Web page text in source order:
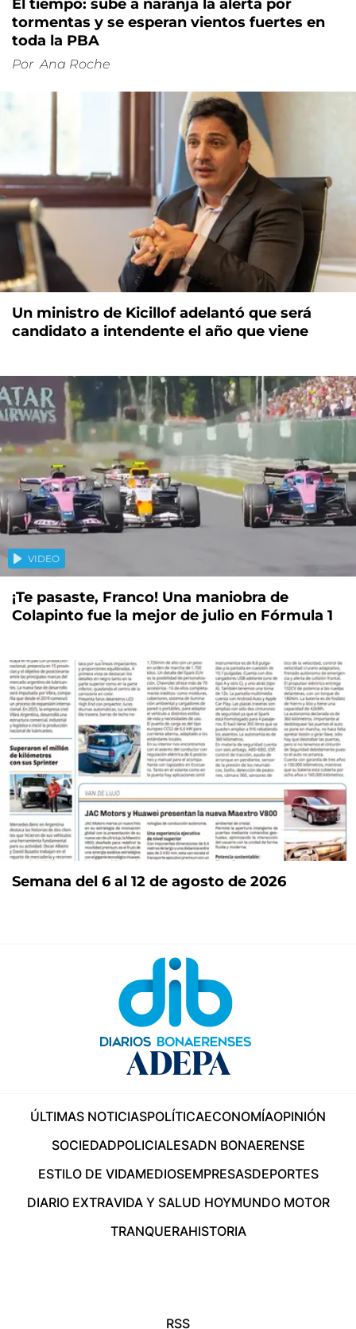
El tiempo: sube a naranja la alerta por
tormentas y se esperan vientos fuertes en
toda la PBA
Por Ana Roche
Un ministro de Kicillof adelantó que será
candidato a intendente el año que viene
VIDEO
¡Te pasaste, Franco! Una maniobra de
Colapinto fue la mejor de julio en Fórmula 1
Semana del 6 al 12 de agosto de 2026
ÚLTIMAS NOTICIASPOLÍTICAECONOMÍAOPINIÓN
SOCIEDADPOLICIALESADN BONAERENSE
ESTILO DE VIDAMEDIOSEMPRESASDEPORTES
DIARIO EXTRAVIDA Y SALUD HOYMUNDO MOTOR
TRANQUERAHISTORIA
RSS